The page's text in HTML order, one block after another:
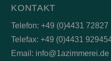
KONTAKT
Telefon: +49 (0)4431 72827
Telefax: +49 (0)4431
Email: info@1azimmerei.de